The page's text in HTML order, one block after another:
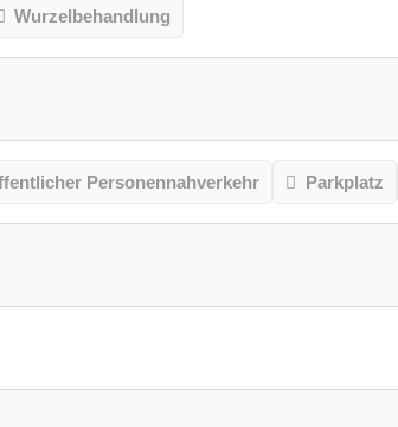
Wurzelbehandlung
Personennahverkehr Parkplatz